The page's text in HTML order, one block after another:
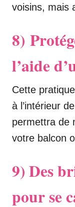
voisins, mais
8)
l’aide
Cette
à l’intérieur
permettra de
votre balcon
9) Des
pour se